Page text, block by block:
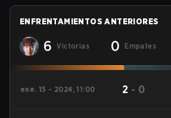
ENFRENTAMIENTOS ANTERIORES
6 Victorias 0 Empates
ene. 15 - 2024, 11:00 2 - 0